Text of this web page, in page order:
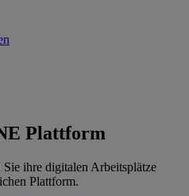
Plattform
ihre digitalen Arbeitsplätze
Plattform.